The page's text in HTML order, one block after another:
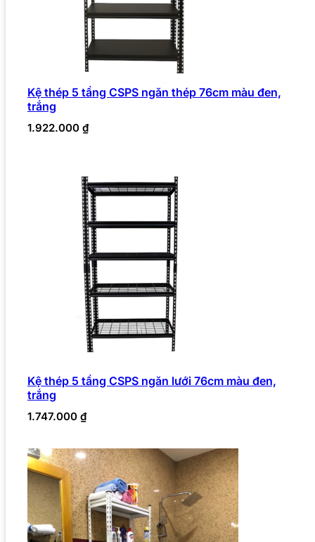
Kệ thép 5 tầng CSPS ngăn thép 76cm màu đen,
trắng
1.922.000 ₫
Kệ thép 5 tầng CSPS ngăn lưới 76cm màu đen,
trắng
1.747.000 ₫